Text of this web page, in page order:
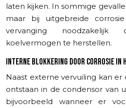
laten kijken. In sommige
maar bij uitgebreide
vervanging
koelvermogen te herstellen.
INTERNE BLOKKERING DOOR CORROSIE IN
Naast externe vervuiling kan er
ontstaan in de condensor van
bijvoorbeeld wanneer er